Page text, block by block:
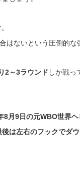
はないという圧倒的な
2～3ラウンド しか戦っ
8月9日の元WBO世界
は左右のフックでダ